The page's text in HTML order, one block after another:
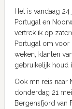
Het is vandaag
Portugal en
vertrek ik op
Portugal om
weken, klanten
gebruikelijk houd
Ook mn reis naar
donderdag 21
Bergensfjord van